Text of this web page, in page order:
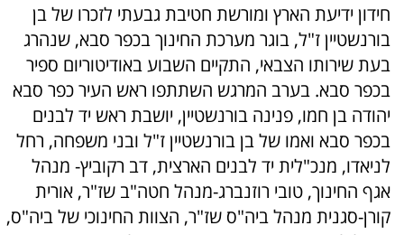
חידון ידיעת הארץ ומורשת חטיבת גבעתי לזכרו של בן
בורנשטיין ז"ל, בוגר מערכת החינוך בכפר סבא, שנהרג
בעת שירותו הצבאי, התקיים השבוע באודיטוריום ספיר
בכפר סבא. בערב המרגש השתתפו ראש העיר כפר סבא
יהודה בן חמו, פנינה בורנשטיין, יושבת ראש יד לבנים
בכפר סבא ואמו של בן בורנשטיין ז"ל ובני משפחה, רחל
לניאדו, מנכ"לית יד לבנים הארצית, דב רקוביץ- מנהל
אגף החינוך, טובי רוזנברג-מנהל חטה"ב שז"ר, אורית
קורן-סגנית מנהל ביה"ס שז"ר, הצוות החינוכי של ביה"ס,